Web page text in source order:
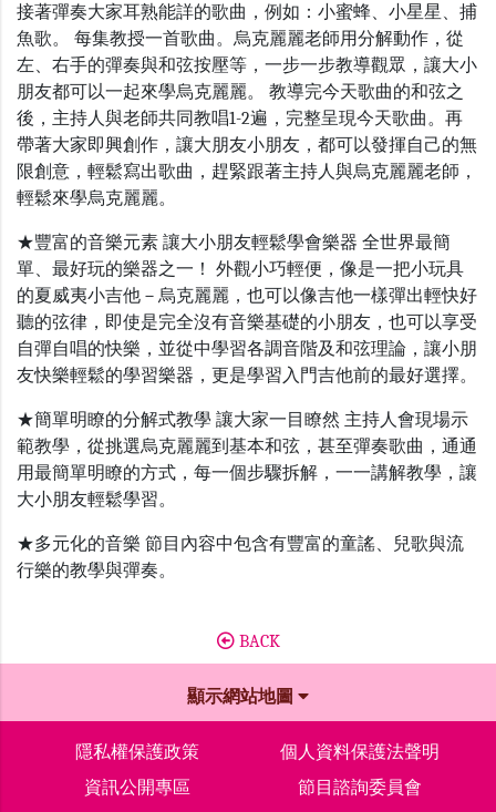
接著彈奏大家耳熟能詳的歌曲，例如：小蜜蜂、小星星、捕
魚歌。 每集教授一首歌曲。烏克麗麗老師用分解動作，從
左、右手的彈奏與和弦按壓等，一步一步教導觀眾，讓大小
朋友都可以一起來學烏克麗麗。 教導完今天歌曲的和弦之
後，主持人與老師共同教唱1-2遍，完整呈現今天歌曲。再
帶著大家即興創作，讓大朋友小朋友，都可以發揮自己的無
限創意，輕鬆寫出歌曲，趕緊跟著主持人與烏克麗麗老師，
輕鬆來學烏克麗麗。
★豐富的音樂元素 讓大小朋友輕鬆學會樂器 全世界最簡
單、最好玩的樂器之一！ 外觀小巧輕便，像是一把小玩具
的夏威夷小吉他－烏克麗麗，也可以像吉他一樣彈出輕快好
聽的弦律，即使是完全沒有音樂基礎的小朋友，也可以享受
自彈自唱的快樂，並從中學習各調音階及和弦理論，讓小朋
友快樂輕鬆的學習樂器，更是學習入門吉他前的最好選擇。
★簡單明瞭的分解式教學 讓大家一目瞭然 主持人會現場示
範教學，從挑選烏克麗麗到基本和弦，甚至彈奏歌曲，通通
用最簡單明瞭的方式，每一個步驟拆解，一一講解教學，讓
大小朋友輕鬆學習。
★多元化的音樂 節目內容中包含有豐富的童謠、兒歌與流
行樂的教學與彈奏。
BACK
顯示網站地圖
隱私權保護政策
個人資料保護法聲明
資訊公開專區
節目諮詢委員會